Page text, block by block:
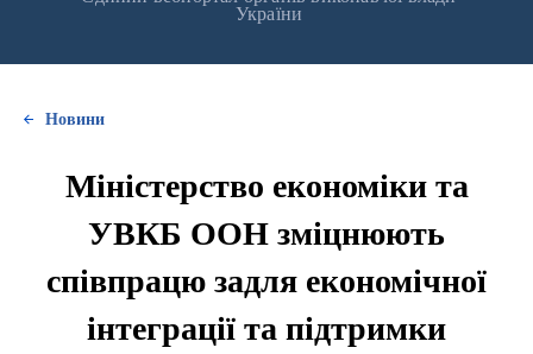
України
Новини
Міністерство економіки та
УВКБ ООН зміцнюють
співпрацю задля економічної
інтеграції та підтримки